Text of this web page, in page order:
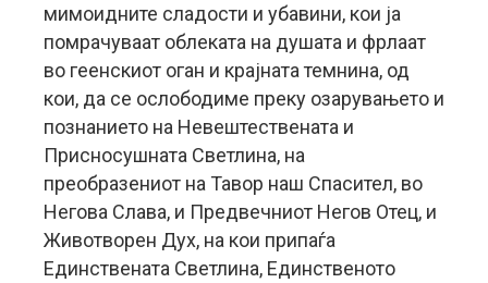
мимоидните сладости и убавини, кои ја
помрачуваат облеката на душата и фрлаат
во геенскиот оган и крајната темнина, од
кои, да се ослободиме преку озарувањето и
познанието на Невештествената и
Присносушната Светлина, на
преобразениот на Тавор наш Спасител, во
Негова Слава, и Предвечниот Негов Отец, и
Животворен Дух, на кои припаѓа
Единствената Светлина, Единственото